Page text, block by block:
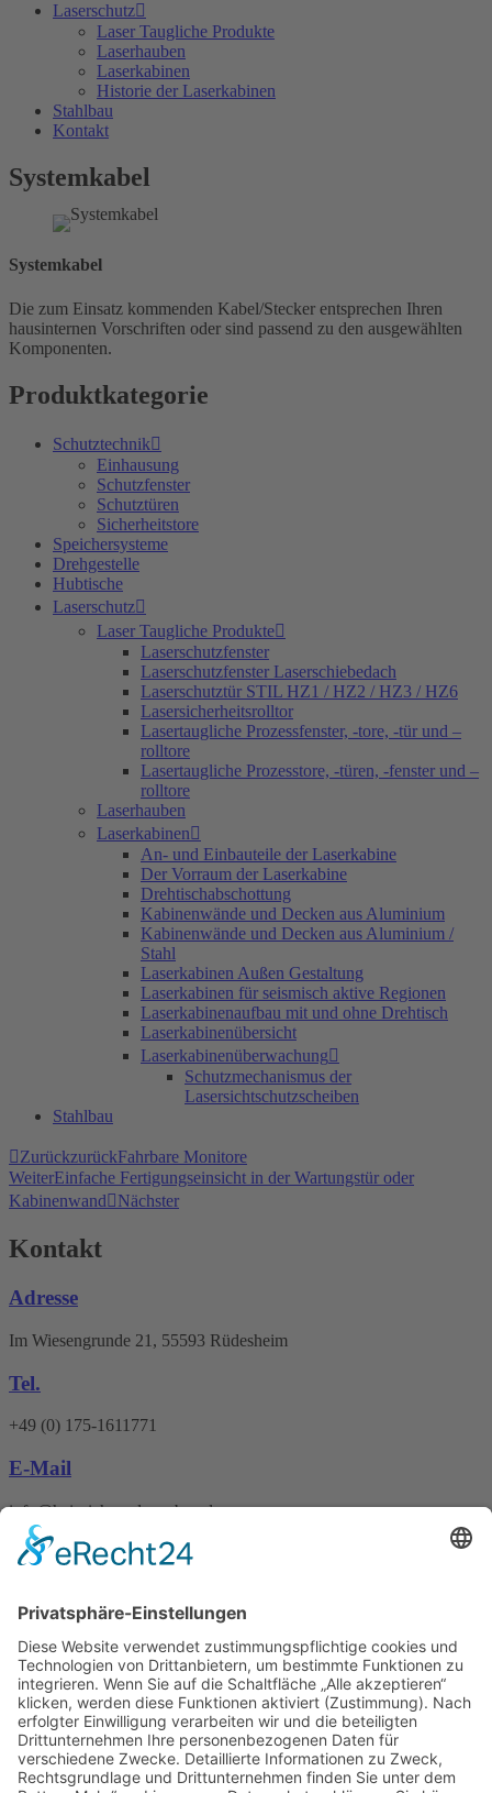
Laserschutz
Laser Taugliche Produkte
Laserhauben
Laserkabinen
Historie der Laserkabinen
Stahlbau
Kontakt
Systemkabel
Systemkabel
Die zum Einsatz kommenden Kabel/Stecker entsprechen Ihren
hausinternen Vorschriften oder sind passend zu den ausgewählten
Komponenten.
Produktkategorie
Schutztechnik
Einhausung
Schutzfenster
Schutztüren
Sicherheitstore
Speichersysteme
Drehgestelle
Hubtische
Laserschutz
Laser Taugliche Produkte
Laserschutzfenster
Laserschutzfenster Laserschiebedach
Laserschutztür STIL HZ1 / HZ2 / HZ3 / HZ6
Lasersicherheitsrolltor
Lasertaugliche Prozessfenster, -tore, -tür und –
rolltore
Lasertaugliche Prozesstore, -türen, -fenster und –
rolltore
Laserhauben
Laserkabinen
An- und Einbauteile der Laserkabine
Der Vorraum der Laserkabine
Drehtischabschottung
Kabinenwände und Decken aus Aluminium
Kabinenwände und Decken aus Aluminium /
Stahl
Laserkabinen Außen Gestaltung
Laserkabinen für seismisch aktive Regionen
Laserkabinenaufbau mit und ohne Drehtisch
Laserkabinenübersicht
Laserkabinenüberwachung
Schutzmechanismus der
Lasersichtschutzscheiben
Stahlbau
ZurückzurückFahrbare Monitore
WeiterEinfache Fertigungseinsicht in der Wartungstür oder
Kabinenwand
Nächster
Kontakt
Adresse
Im Wiesengrunde 21, 55593 Rüdesheim
Tel.
+49 (0) 175-1611771
E-Mail
info@heinrichs-anlagenbau.de
Wir benötigen Ihre
Zustimmung, um den
Google Maps-Service zu
laden!
Wir verwenden einen Service eines
Drittanbieters, um Karteninhalte
einzubetten. Dieser Service kann